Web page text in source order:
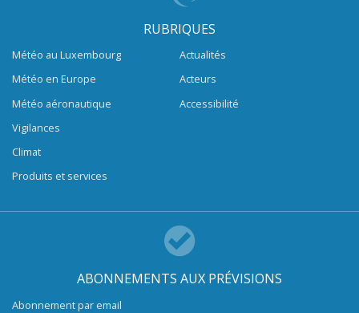
RUBRIQUES
Météo au Luxembourg
Météo en Europe
Météo aéronautique
Vigilances
Climat
Produits et services
Actualités
Acteurs
Accessibilité
ABONNEMENTS AUX PRÉVISIONS
Abonnement par email